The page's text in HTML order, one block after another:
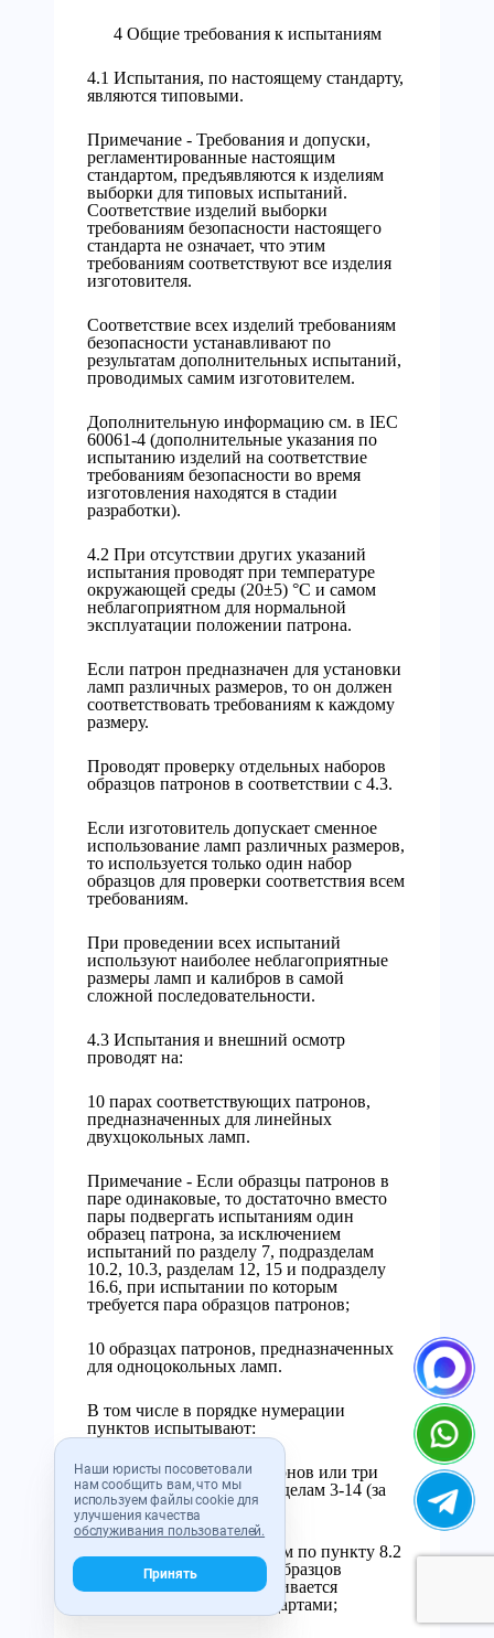
Наши юристы посоветовали
нам сообщить вам, что мы
используем файлы cookie для
улучшения качества
обслуживания пользователей.
Принять
4 Общие требования к испытаниям
4.1 Испытания, по настоящему стандарту,
являются типовыми.
Примечание - Требования и допуски,
регламентированные настоящим
стандартом, предъявляются к изделиям
выборки для типовых испытаний.
Соответствие изделий выборки
требованиям безопасности настоящего
стандарта не означает, что этим
требованиям соответствуют все изделия
изготовителя.
Соответствие всех изделий требованиям
безопасности устанавливают по
результатам дополнительных испытаний,
проводимых самим изготовителем.
Дополнительную информацию см. в IEC
60061-4 (дополнительные указания по
испытанию изделий на соответствие
требованиям безопасности во время
изготовления находятся в стадии
разработки).
4.2 При отсутствии других указаний
испытания проводят при температуре
окружающей среды (20±5) °С и самом
неблагоприятном для нормальной
эксплуатации положении патрона.
Если патрон предназначен для установки
ламп различных размеров, то он должен
соответствовать требованиям к каждому
размеру.
Проводят проверку отдельных наборов
образцов патронов в соответствии с 4.3.
Если изготовитель допускает сменное
использование ламп различных размеров,
то используется только один набор
образцов для проверки соответствия всем
требованиям.
При проведении всех испытаний
используют наиболее неблагоприятные
размеры ламп и калибров в самой
сложной последовательности.
4.3 Испытания и внешний осмотр
проводят на:
10 парах соответствующих патронов,
предназначенных для линейных
двухцокольных ламп.
Примечание - Если образцы патронов в
паре одинаковые, то достаточно вместо
пары подвергать испытаниям один
образец патрона, за исключением
испытаний по разделу 7, подразделам
10.2, 10.3, разделам 12, 15 и подразделу
16.6, при испытании по которым
требуется пара образцов патронов;
10 образцах патронов, предназначенных
для одноцокольных ламп.
В том числе в порядке нумерации
пунктов испытывают:
- три пары образцов патронов или три
образца патронов - по разделам 3-14 (за
исключением пункта 8.2).
Примечание - Испытаниям по пункту 8.2
подвергают такое число образцов
патронов, которое оговаривается
соответствующими стандартами;